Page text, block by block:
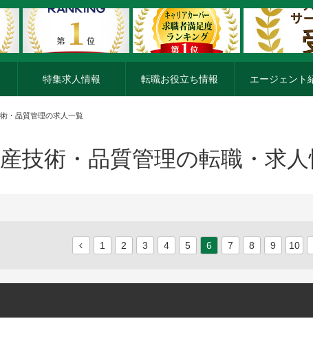
ン
特集求人情報 転職お役立ち情報 エージェント
・品質管理の求人一覧
技術・品質管理の転職・求
1 2 3 4 5 6 7 8 9 10